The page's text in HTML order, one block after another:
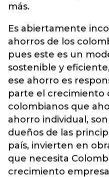
más.
Es abiertamente
ahorros de los
pues este es un
sostenible y
ese ahorro es
parte el crecimiento
colombianos que
ahorro individual,
dueños de las
país, invierten en
que necesita
crecimiento